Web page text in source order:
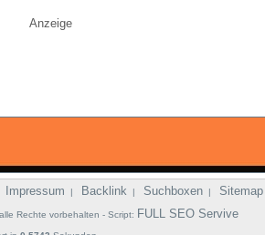
Anzeige
Impressum | Backlink | Suchboxen | Sitemap
Rechte vorbehalten - Script: FULL SEO Servive